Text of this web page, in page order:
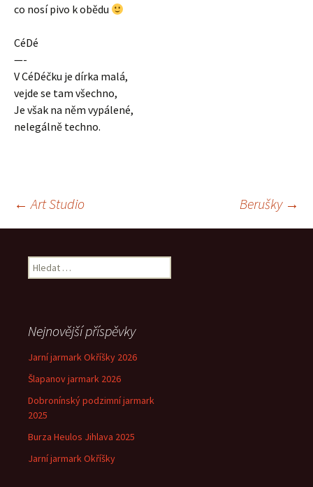
co nosí pivo k obědu
CéDé
—-
V CéDéčku je dírka malá,
vejde se tam všechno,
Je však na něm vypálené,
nelegálně techno.
Navigace
pro
← Art Studio Berušky →
Vyhledávání
Nejnovější příspěvky
Jarní jarmark Okříšky 2026
Šlapanov jarmark 2026
Dobronínský podzimní jarmark
2025
Burza Heulos Jihlava 2025
Jarní jarmark Okříšky